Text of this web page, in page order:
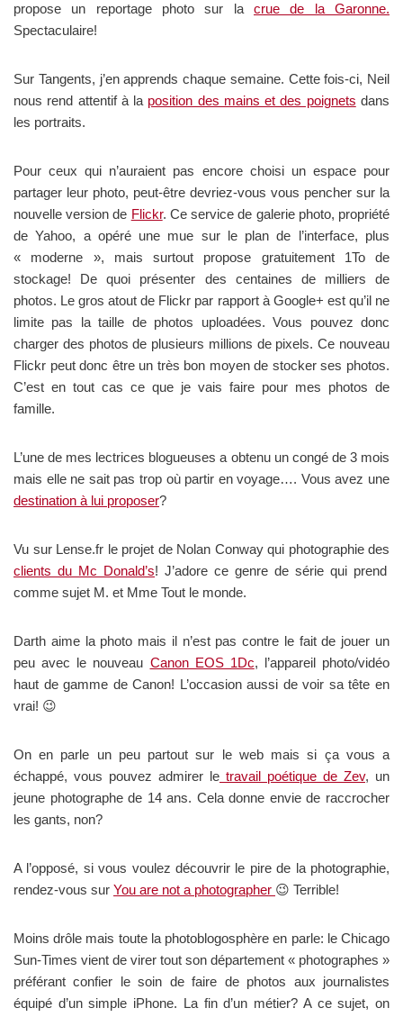
propose un reportage photo sur la crue de la Garonne.
Spectaculaire!
Sur Tangents, j’en apprends chaque semaine. Cette fois-ci, Neil
nous rend attentif à la position des mains et des poignets dans
les portraits.
Pour ceux qui n’auraient pas encore choisi un espace pour
partager leur photo, peut-être devriez-vous vous pencher sur la
nouvelle version de Flickr. Ce service de galerie photo, propriété
de Yahoo, a opéré une mue sur le plan de l’interface, plus
« moderne », mais surtout propose gratuitement 1To de
stockage! De quoi présenter des centaines de milliers de
photos. Le gros atout de Flickr par rapport à Google+ est qu’il ne
limite pas la taille de photos uploadées. Vous pouvez donc
charger des photos de plusieurs millions de pixels. Ce nouveau
Flickr peut donc être un très bon moyen de stocker ses photos.
C’est en tout cas ce que je vais faire pour mes photos de
famille.
L’une de mes lectrices blogueuses a obtenu un congé de 3 mois
mais elle ne sait pas trop où partir en voyage…. Vous avez une
destination à lui proposer?
Vu sur Lense.fr le projet de Nolan Conway qui photographie des
clients du Mc Donald’s! J’adore ce genre de série qui prend
comme sujet M. et Mme Tout le monde.
Darth aime la photo mais il n’est pas contre le fait de jouer un
peu avec le nouveau Canon EOS 1Dc, l’appareil photo/vidéo
haut de gamme de Canon! L’occasion aussi de voir sa tête en
vrai! 😉
On en parle un peu partout sur le web mais si ça vous a
échappé, vous pouvez admirer le travail poétique de Zev, un
jeune photographe de 14 ans. Cela donne envie de raccrocher
les gants, non?
A l’opposé, si vous voulez découvrir le pire de la photographie,
rendez-vous sur You are not a photographer 😉 Terrible!
Moins drôle mais toute la photoblogosphère en parle: le Chicago
Sun-Times vient de virer tout son département « photographes »
préférant confier le soin de faire de photos aux journalistes
équipé d’un simple iPhone. La fin d’un métier? A ce sujet, on